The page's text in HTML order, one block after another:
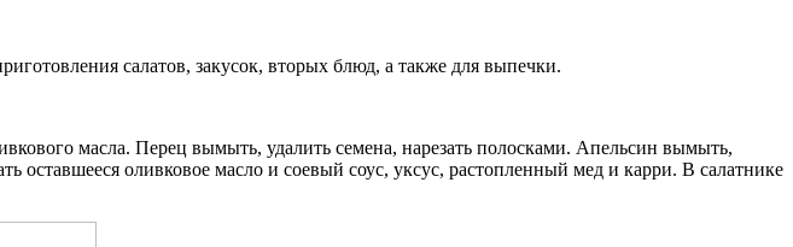
салатов, закусок, вторых блюд, а также для выпечки.
масла. Перец вымыть, удалить семена, нарезать полосками. Апельсин вымыть,
оставшееся оливковое масло и соевый соус, уксус, растопленный мед и карри. В салатнике